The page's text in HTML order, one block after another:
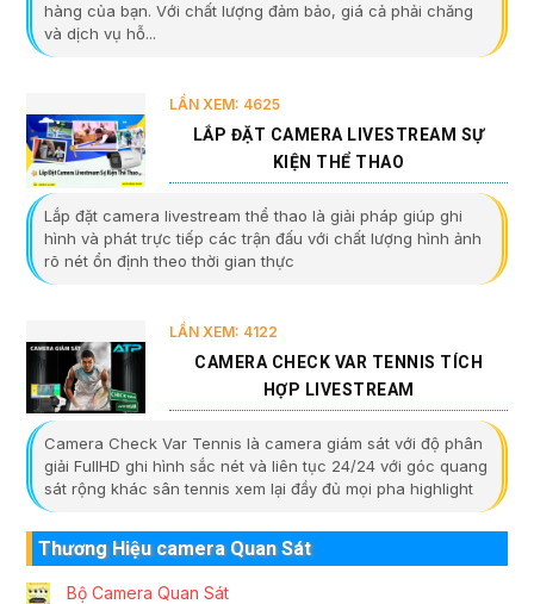
hàng của bạn. Với chất lượng đảm bảo, giá cả phải chăng
và dịch vụ hỗ...
LẦN XEM: 4625
LẮP ĐẶT CAMERA LIVESTREAM SỰ
KIỆN THỂ THAO
Lắp đặt camera livestream thể thao là giải pháp giúp ghi
hình và phát trực tiếp các trận đấu với chất lượng hình ảnh
rõ nét ổn định theo thời gian thực
LẦN XEM: 4122
CAMERA CHECK VAR TENNIS TÍCH
HỢP LIVESTREAM
Camera Check Var Tennis là camera giám sát với độ phân
giải FullHD ghi hình sắc nét và liên tục 24/24 với góc quang
sát rộng khác sân tennis xem lại đầy đủ mọi pha highlight
Thương Hiệu camera Quan Sát
Bộ Camera Quan Sát